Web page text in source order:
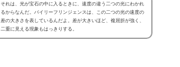
それは、光が宝石の中に入るときに、速度の違う二つの光にわかれ
るからなんだ。バイリーフリンジェンスは、この二つの光の速度の
差の大きさを表しているんだよ。差が大きいほど、複屈折が強く、
二重に見える現象もはっきりする。